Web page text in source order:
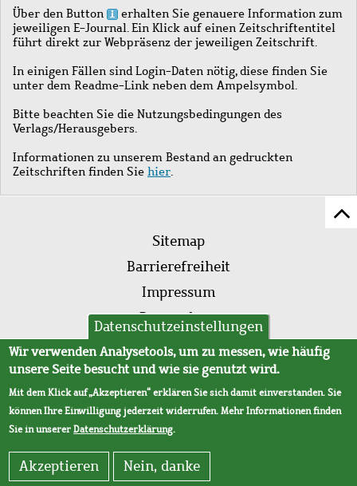
Über den Button
erhalten Sie genauere Information zum
jeweiligen E-Journal. Ein Klick auf einen Zeitschriftentitel
führt direkt zur Webpräsenz der jeweiligen Zeitschrift.
In einigen Fällen sind Login-Daten nötig, diese finden Sie
unter dem Readme-Link neben dem Ampelsymbol.
Bitte beachten Sie die Nutzungsbedingungen des
Verlags/Herausgebers.
Informationen zu unserem Bestand an gedruckten
Zeitschriften finden Sie hier.
Fußleistenmenü
Sitemap
Barrierefreiheit
Impressum
Datenschutz
AVB
Datenschutzeinstellungen
Wir verwenden Analysetools, um zu messen, wie häufig
unsere Seite besucht und wie sie genutzt wird.
Mit dem Klick auf „Akzeptieren“ erklären Sie sich damit einverstanden. Sie
können Ihre Einwilligung jederzeit widerrufen. Mehr Informationen finden
Sie in unsererDatenschutzerklärung.
Akzeptieren Nein, danke